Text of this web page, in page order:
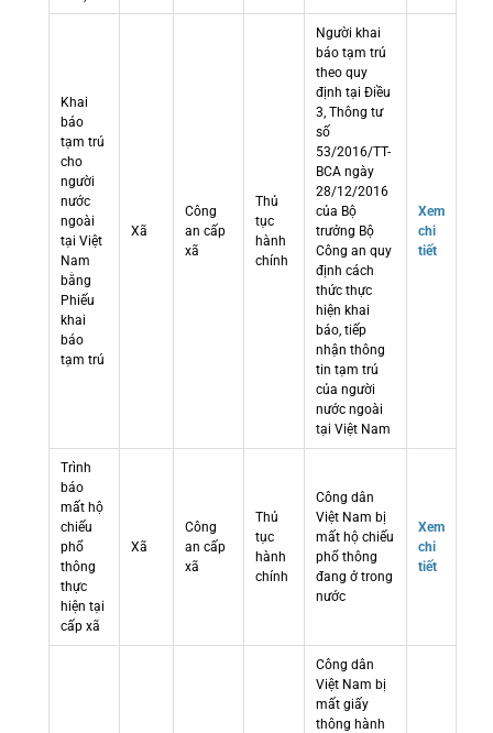
Khai
báo
tạm trú
cho
người
nước
ngoài
tại Việt
Nam
bằng
Phiếu
khai
báo
tạm trú
Xã
Công
an cấp
xã
Thủ
tục
hành
chính
Người khai
báo tạm trú
theo quy
định tại Điều
3, Thông tư
số
53/2016/TT-
BCA ngày
28/12/2016
của Bộ
trưởng Bộ
Công an quy
định cách
thức thực
hiện khai
báo, tiếp
nhận thông
tin tạm trú
của người
nước ngoài
tại Việt Nam
Xem
chi
tiết
Trình
báo
mất hộ
chiếu
phổ
thông
thực
hiện tại
cấp xã
Xã
Công
an cấp
xã
Thủ
tục
hành
chính
Công dân
Việt Nam bị
mất hộ chiếu
phổ thông
đang ở trong
nước
Xem
chi
tiết
Công dân
Việt Nam bị
mất giấy
thông hành